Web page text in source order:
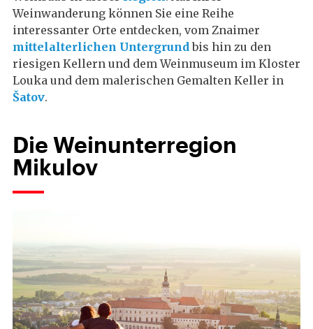
Weinwanderung können Sie eine Reihe
interessanter Orte entdecken, vom Znaimer
mittelalterlichen Untergrundbis hin zu den
riesigen Kellern und dem Weinmuseum im Kloster
Louka und dem malerischen Gemalten Keller in
Šatov.
Die Weinunterregion
Mikulov